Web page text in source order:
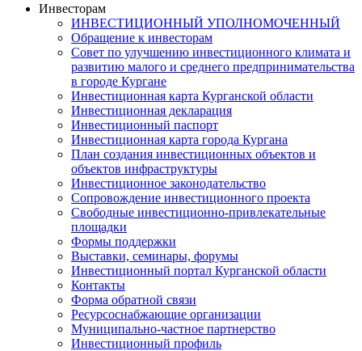
Инвесторам
ИНВЕСТИЦИОННЫЙ УПОЛНОМОЧЕННЫЙ
Обращение к инвесторам
Совет по улучшению инвестиционного климата и
развитию малого и среднего предпринимательства
в городе Кургане
Инвестиционная карта Курганской области
Инвестиционная декларация
Инвестиционный паспорт
Инвестиционная карта города Кургана
План создания инвестиционных объектов и
объектов инфраструктуры
Инвестиционное законодательство
Сопровождение инвестиционного проекта
Свободные инвестиционно-привлекательные
площадки
Формы поддержки
Выставки, семинары, форумы
Инвестиционный портал Курганской области
Контакты
Форма обратной связи
Ресурсоснабжающие организации
Муниципально-частное партнерство
Инвестиционный профиль